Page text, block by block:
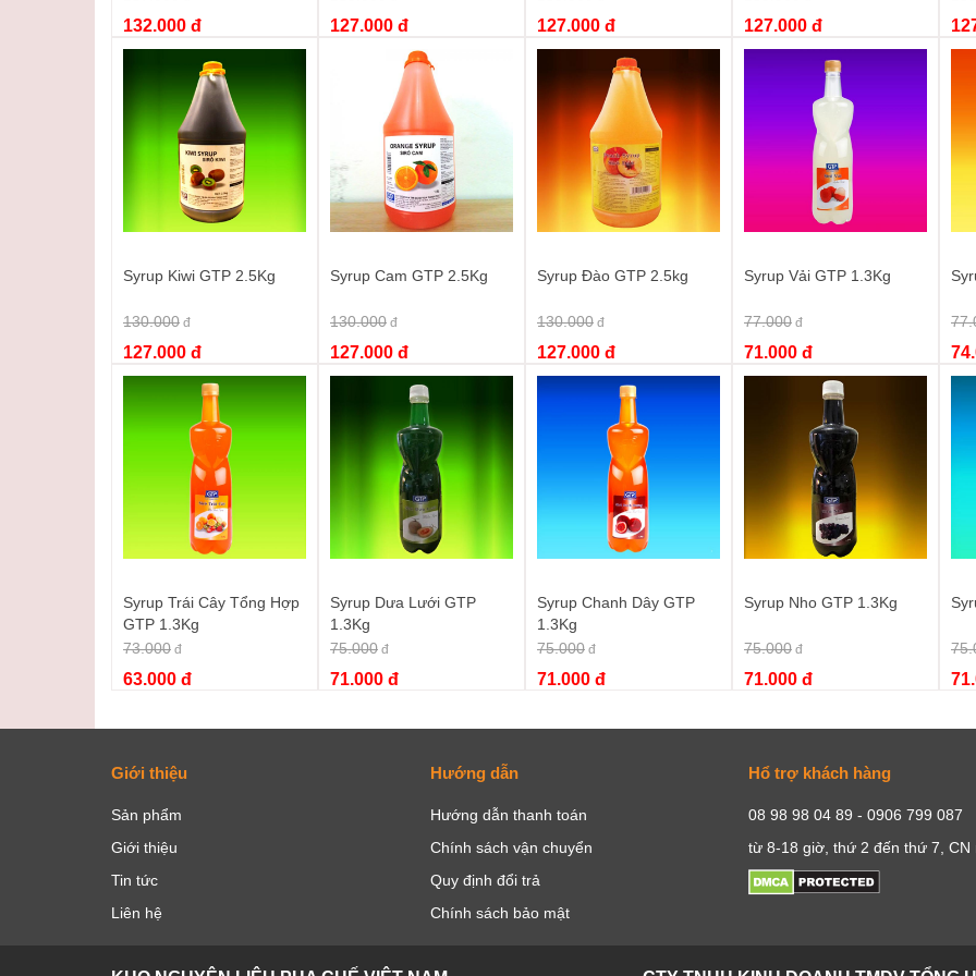
132.000 đ 127.000 đ 127.000 đ 127.000 đ
Syrup Kiwi GTP 2.5Kg
130.000 đ
127.000 đ
Syrup Cam GTP 2.5Kg
130.000 đ
127.000 đ
Syrup Đào GTP 2.5kg
130.000 đ
127.000 đ
Syrup Vải GTP 1.3Kg
77.000 đ
71.000 đ
Syrup Trái Cây Tổng Hợp
GTP 1.3Kg
73.000 đ
63.000 đ
Syrup Dưa Lưới GTP
1.3Kg
75.000 đ
71.000 đ
Syrup Chanh Dây GTP
1.3Kg
75.000 đ
71.000 đ
Syrup Nho GTP 1.3Kg
75.000 đ
71.000 đ
Giới thiệu
Sản phẩm
Giới thiệu
Tin tức
Liên hệ
Hướng dẫn
Hướng dẫn thanh toán
Chính sách vận chuyển
Quy định đổi trả
Chính sách bảo mật
Hổ trợ khách hàng
08 98 98 04 89 - 0906 799 087
từ 8-18 giờ, thứ 2 đến thứ 7, CN